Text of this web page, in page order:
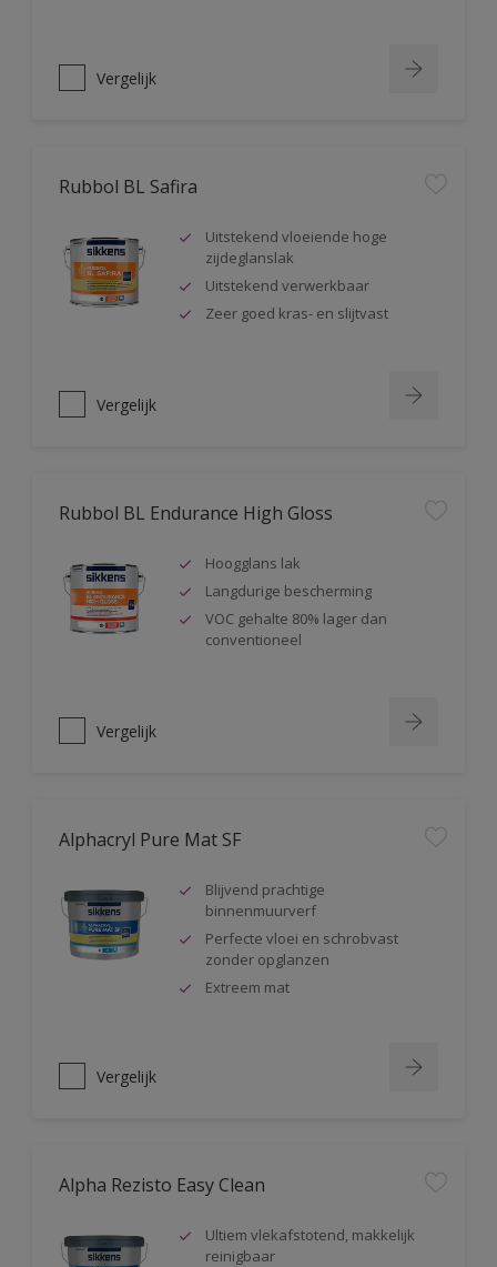
Vergelijk
Rubbol BL Safira
Uitstekend vloeiende hoge
zijdeglanslak
Uitstekend verwerkbaar
Zeer goed kras- en slijtvast
Vergelijk
Rubbol BL Endurance High Gloss
Hoogglans lak
Langdurige bescherming
VOC gehalte 80% lager dan
conventioneel
Vergelijk
Alphacryl Pure Mat SF
Blijvend prachtige
binnenmuurverf
Perfecte vloei en schrobvast
zonder opglanzen
Extreem mat
Vergelijk
Alpha Rezisto Easy Clean
Ultiem vlekafstotend, makkelijk
reinigbaar